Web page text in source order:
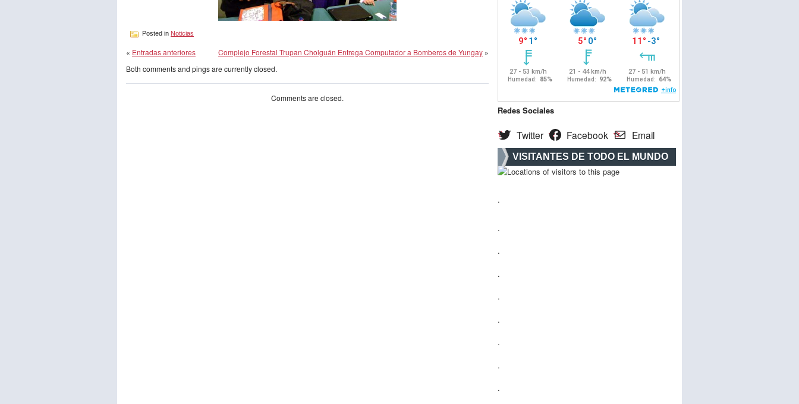
Posted in Noticias
« Entradas anteriores Complejo Forestal Trupan Cholguán Entrega Computador a Bomberos de Yungay »
Both comments and pings are currently closed.
Comments are closed.
Redes Sociales
Twitter Facebook Email
VISITANTES DE TODO EL MUNDO
.
.
.
.
.
.
.
.
.